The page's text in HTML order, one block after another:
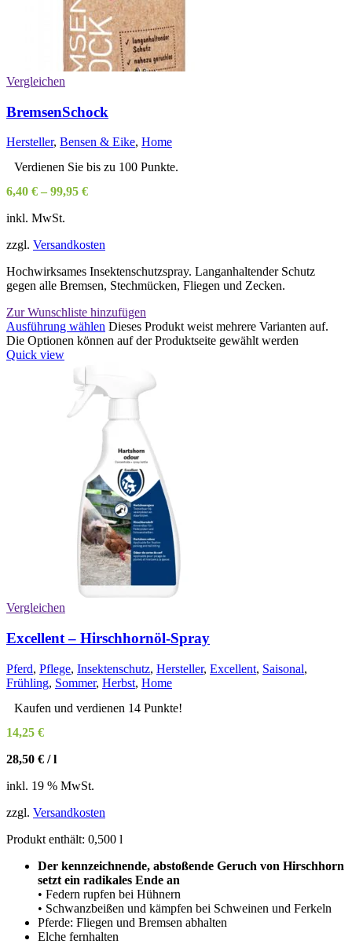
Vergleichen
BremsenSchock
Hersteller, Bensen & Eike, Home
Verdienen Sie bis zu 100 Punkte.
6,40 € – 99,95 €
inkl. MwSt.
zzgl. Versandkosten
Hochwirksames Insektenschutzspray. Langanhaltender Schutz
gegen alle Bremsen, Stechmücken, Fliegen und Zecken.
Zur Wunschliste hinzufügen
Ausführung wählen Dieses Produkt weist mehrere Varianten auf.
Die Optionen können auf der Produktseite gewählt werden
Quick view
Vergleichen
Excellent – Hirschhornöl-Spray
Pferd, Pflege, Insektenschutz, Hersteller, Excellent, Saisonal,
Frühling, Sommer, Herbst, Home
Kaufen und verdienen 14 Punkte!
14,25 €
28,50 € /l
inkl. 19 % MwSt.
zzgl. Versandkosten
Produkt enthält: 0,500 l
Der kennzeichnende, abstoßende Geruch von Hirschhorn
setzt ein radikales Ende an
• Federn rupfen bei Hühnern
• Schwanzbeißen und kämpfen bei Schweinen und Ferkeln
Pferde: Fliegen und Bremsen abhalten
Elche fernhalten